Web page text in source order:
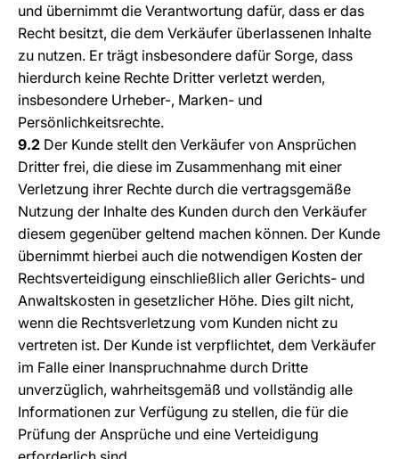
und übernimmt die Verantwortung dafür, dass er das
Recht besitzt, die dem Verkäufer überlassenen Inhalte
zu nutzen. Er trägt insbesondere dafür Sorge, dass
hierdurch keine Rechte Dritter verletzt werden,
insbesondere Urheber-, Marken- und
Persönlichkeitsrechte.
9.2 Der Kunde stellt den Verkäufer von Ansprüchen
Dritter frei, die diese im Zusammenhang mit einer
Verletzung ihrer Rechte durch die vertragsgemäße
Nutzung der Inhalte des Kunden durch den Verkäufer
diesem gegenüber geltend machen können. Der Kunde
übernimmt hierbei auch die notwendigen Kosten der
Rechtsverteidigung einschließlich aller Gerichts- und
Anwaltskosten in gesetzlicher Höhe. Dies gilt nicht,
wenn die Rechtsverletzung vom Kunden nicht zu
vertreten ist. Der Kunde ist verpflichtet, dem Verkäufer
im Falle einer Inanspruchnahme durch Dritte
unverzüglich, wahrheitsgemäß und vollständig alle
Informationen zur Verfügung zu stellen, die für die
Prüfung der Ansprüche und eine Verteidigung